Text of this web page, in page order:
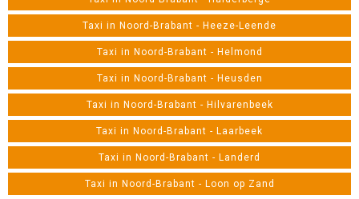
Taxi in Noord-Brabant - Heeze-Leende
Taxi in Noord-Brabant - Helmond
Taxi in Noord-Brabant - Heusden
Taxi in Noord-Brabant - Hilvarenbeek
Taxi in Noord-Brabant - Laarbeek
Taxi in Noord-Brabant - Landerd
Taxi in Noord-Brabant - Loon op Zand